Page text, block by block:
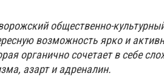
общественно-
возможность ярко и
органично сочетает в себе
азарт и адреналин.